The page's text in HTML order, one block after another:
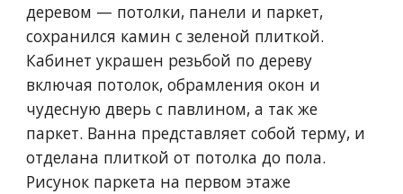
деревом — потолки, панели и паркет,
сохранился камин с зеленой плиткой.
Кабинет украшен резьбой по дереву
включая потолок, обрамления окон и
чудесную дверь с павлином, а так же
паркет. Ванна представляет собой терму, и
отделана плиткой от потолка до пола.
Рисунок паркета на первом этаже